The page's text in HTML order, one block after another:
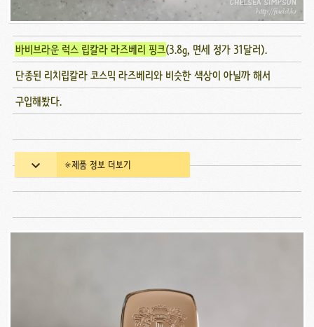
바비브라운 럭스 립칼라 라즈베리 핑크(3.8g, 면세 정가 31달러).
단종된 리치립칼라 코스믹 라즈베리와 비슷한 색상이 아닐까 해서
구입해봤다.
※제품 정보 더보기